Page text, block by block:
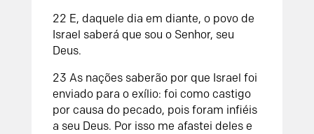
22 E, daquele dia em diante, o povo de
Israel saberá que sou o Senhor, seu
Deus.
23 As nações saberão por que Israel foi
enviado para o exílio: foi como castigo
por causa do pecado, pois foram infiéis
a seu Deus. Por isso me afastei deles e